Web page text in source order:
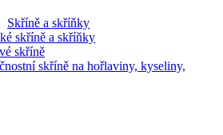
Skříně a skříňky
skříně a skříňky
skříně
skříně na hořlaviny, kyseliny,